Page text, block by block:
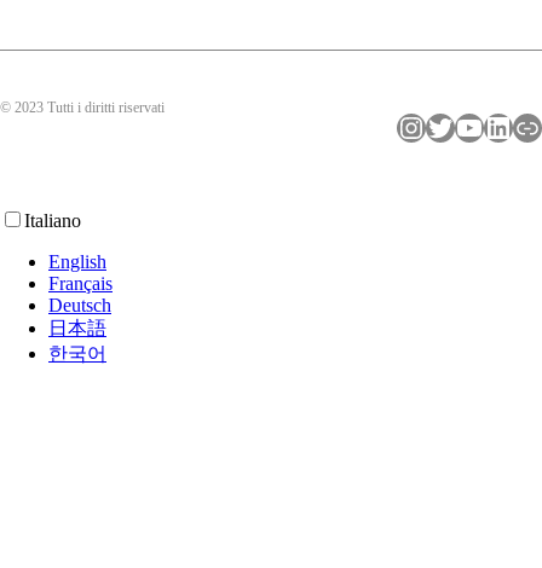
© 2023 Tutti i diritti riservati
InstagramTwitter YouTube LinkedIn Collegamento
Italiano
English
Français
Deutsch
日本語
한국어